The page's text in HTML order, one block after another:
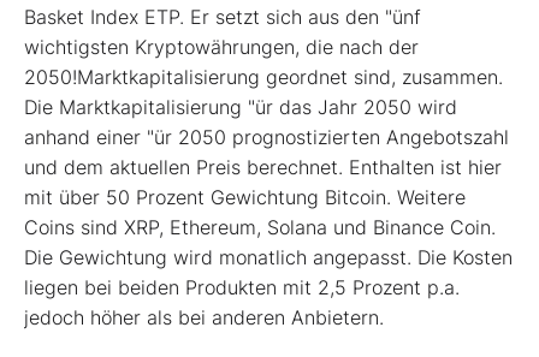
Basket Index ETP. Er setzt sich aus den "ünf
wichtigsten Kryptowährungen, die nach der
2050!Marktkapitalisierung geordnet sind, zusammen.
Die Marktkapitalisierung "ür das Jahr 2050 wird
anhand einer "ür 2050 prognostizierten Angebotszahl
und dem aktuellen Preis berechnet. Enthalten ist hier
mit über 50 Prozent Gewichtung Bitcoin. Weitere
Coins sind XRP, Ethereum, Solana und Binance Coin.
Die Gewichtung wird monatlich angepasst. Die Kosten
liegen bei beiden Produkten mit 2,5 Prozent p.a.
jedoch höher als bei anderen Anbietern.